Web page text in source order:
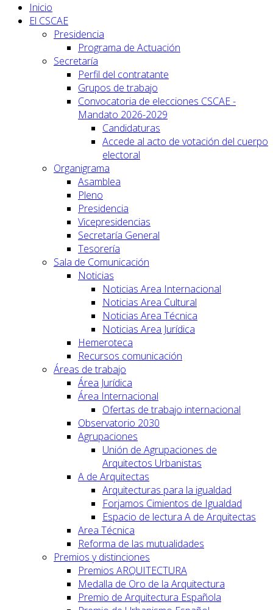
Inicio
El CSCAE
Presidencia
Programa de Actuación
Secretaría
Perfil del contratante
Grupos de trabajo
Convocatoria de elecciones CSCAE -
Mandato 2026-2029
Candidaturas
Accede al acto de votación del cuerpo
electoral
Organigrama
Asamblea
Pleno
Presidencia
Vicepresidencias
Secretaría General
Tesorería
Sala de Comunicación
Noticias
Noticias Area Internacional
Noticias Area Cultural
Noticias Area Técnica
Noticias Area Jurídica
Hemeroteca
Recursos comunicación
Áreas de trabajo
Área Jurídica
Área Internacional
Ofertas de trabajo internacional
Observatorio 2030
Agrupaciones
Unión de Agrupaciones de
Arquitectos Urbanistas
A de Arquitectas
Arquitecturas para la igualdad
Forjamos Cimientos de Igualdad
Espacio de lectura A de Arquitectas
Area Técnica
Reforma de las mutualidades
Premios y distinciones
Premios ARQUITECTURA
Medalla de Oro de la Arquitectura
Premio de Arquitectura Española